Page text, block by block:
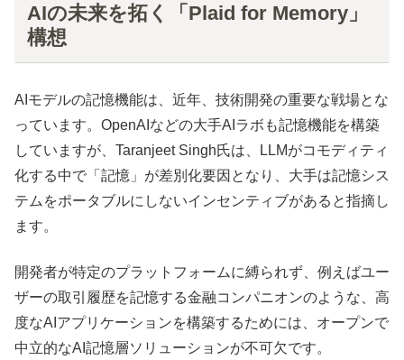
AIの未来を拓く「Plaid for Memory」
構想
AIモデルの記憶機能は、近年、技術開発の重要な戦場とな
っています。OpenAIなどの大手AIラボも記憶機能を構築
していますが、Taranjeet Singh氏は、LLMがコモディティ
化する中で「記憶」が差別化要因となり、大手は記憶シス
テムをポータブルにしないインセンティブがあると指摘し
ます。
開発者が特定のプラットフォームに縛られず、例えばユー
ザーの取引履歴を記憶する金融コンパニオンのような、高
度なAIアプリケーションを構築するためには、オープンで
中立的なAI記憶層ソリューションが不可欠です。